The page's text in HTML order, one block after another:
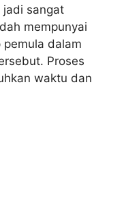
jadi sangat
mempunyai
pemula dalam
Proses
waktu dan